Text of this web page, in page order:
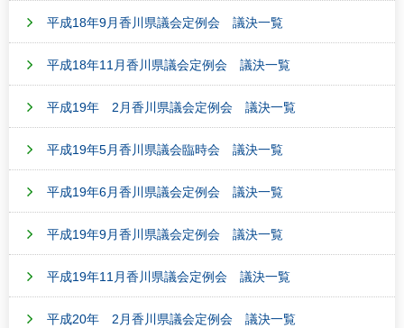
平成18年9月香川県議会定例会 議決一覧
平成18年11月香川県議会定例会 議決一覧
平成19年 2月香川県議会定例会 議決一覧
平成19年5月香川県議会臨時会 議決一覧
平成19年6月香川県議会定例会 議決一覧
平成19年9月香川県議会定例会 議決一覧
平成19年11月香川県議会定例会 議決一覧
平成20年 2月香川県議会定例会 議決一覧